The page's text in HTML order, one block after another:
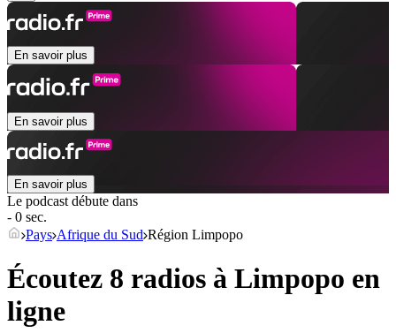
En savoir plus
En savoir plus
En savoir plus
Le podcast débute dans
- 0 sec.
Pays Afrique du Sud Région Limpopo
Écoutez 8 radios à Limpopo en
ligne